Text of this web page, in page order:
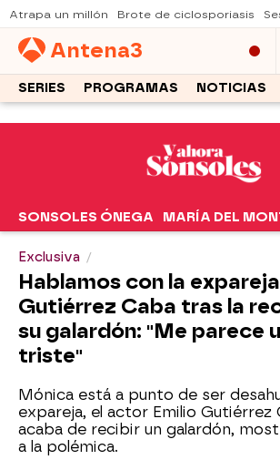
Atrapa un millón Brote de ciclosporiasis
Antena3
SERIES PROGRAMAS NOTICIAS
SONSOLES ÓNEGA MARÍA DEL
Exclusiva
Hablamos con la
Gutiérrez Caba tras la
su galardón: "Me parece
triste"
Mónica está a punto de ser
expareja, el actor Emilio Gutiérrez
acaba de recibir un galardón,
a la polémica.